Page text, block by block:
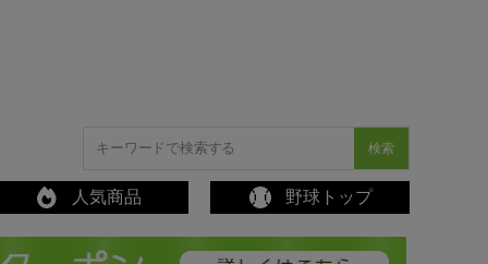
検索
人気商品 野球トップ